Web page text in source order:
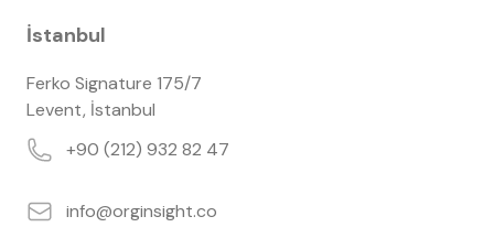
İstanbul
Ferko Signature 175/7
Levent, İstanbul
+90 (212) 932 82 47
info@orginsight.co